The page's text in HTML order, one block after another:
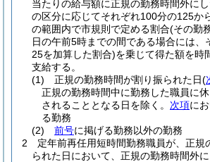
当たりの給与額に正規の勤務時間外に
の区分に応じてそれぞれ100分の125か
の範囲内で市規則で定める割合(その勤
日の午前5時までの間である場合には、
25を加算した割合)を乗じて得た額を時
支給する。
(1)
正規の勤務時間が割り振られた日(
正規の勤務時間中に勤務した職員に
されることとなる日を除く。 次項に
る勤務
(2)
前号に掲げる勤務以外の勤務
2
定年前再任用短時間勤務職員が、正規
られた日において、正規の勤務時間外に